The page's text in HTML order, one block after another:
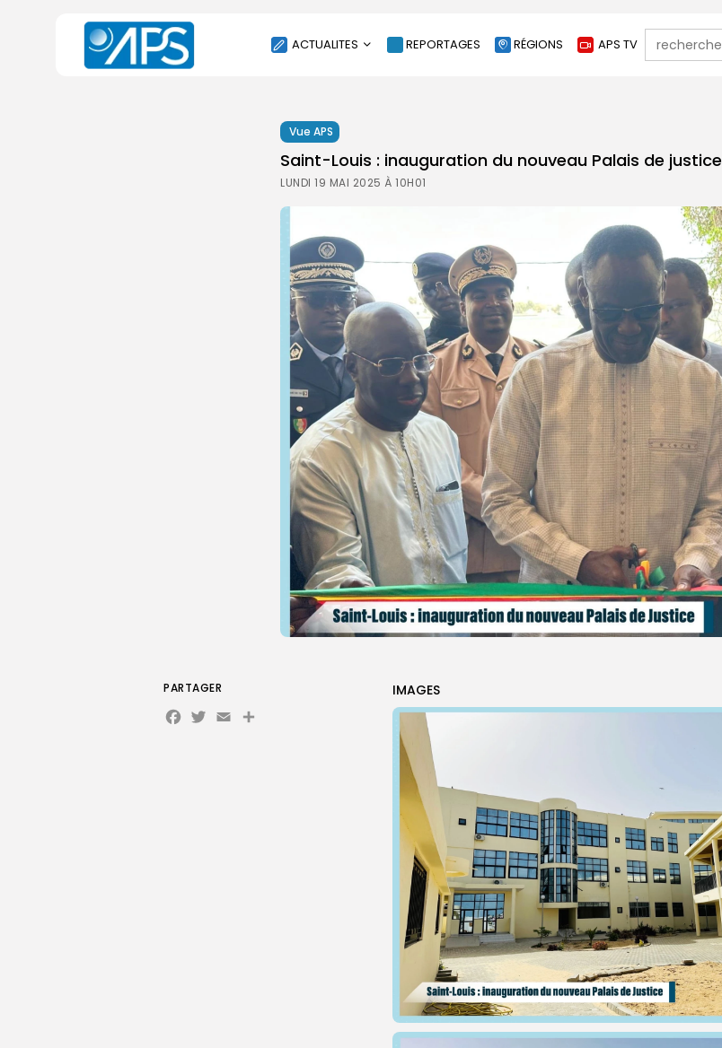
ACTUALITES
SOCIÉTÉ
ÉCONOMIE
CULTURE
ENVIRONNEMENT
INTERNATIONAL
AGENDA
SANTE
REPORTAGES RÉGIONS APS TV
Search
for:
Vue APS
Saint-Louis : inauguration du nouveau Palais de justice
LUNDI 19 MAI 2025 À 10H01
IMAGES
PARTAGER
Facebook
Twitter
EmailPartager